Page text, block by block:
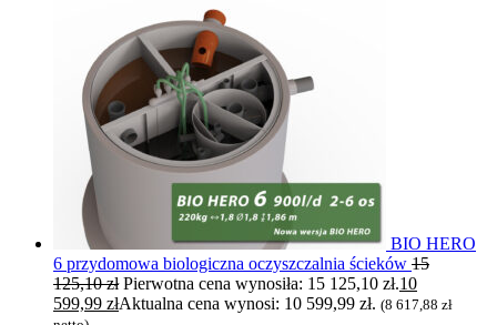
BIO HERO
6 przydomowa biologiczna oczyszczalnia ścieków 15
125,10zł Pierwotna cena wynosiła: 15 125,10 zł.10
599,99 złAktualna cena wynosi: 10 599,99 zł. (8 617,88 zł